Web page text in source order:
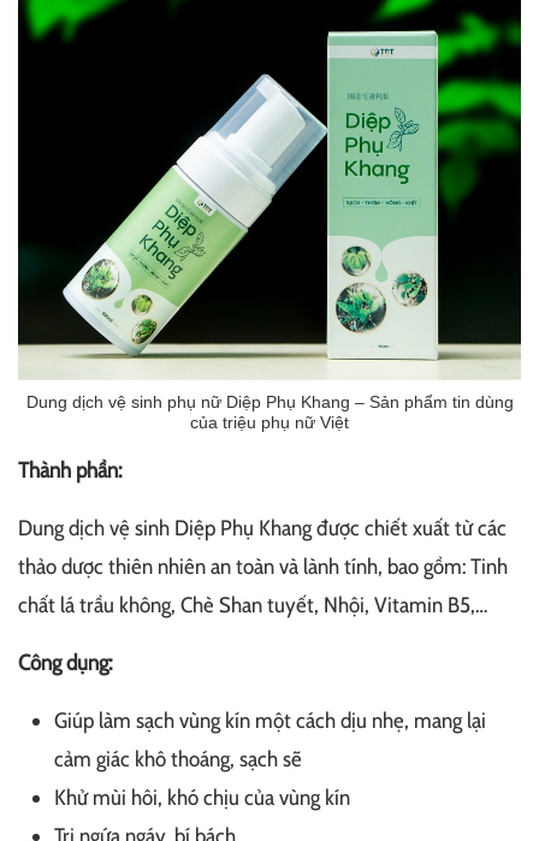
Dung dịch vệ sinh phụ nữ Diệp Phụ Khang – Sản phẩm tin dùng
của triệu phụ nữ Việt
Thành phần:
Dung dịch vệ sinh Diệp Phụ Khang được chiết xuất từ các
thảo dược thiên nhiên an toàn và lành tính, bao gồm: Tinh
chất lá trầu không, Chè Shan tuyết, Nhội, Vitamin B5,…
Công dụng:
Giúp làm sạch vùng kín một cách dịu nhẹ, mang lại
cảm giác khô thoáng, sạch sẽ
Khử mùi hôi, khó chịu của vùng kín